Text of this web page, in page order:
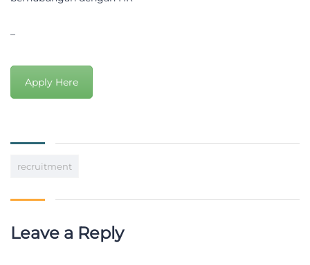
–
Apply Here
recruitment
Leave a Reply